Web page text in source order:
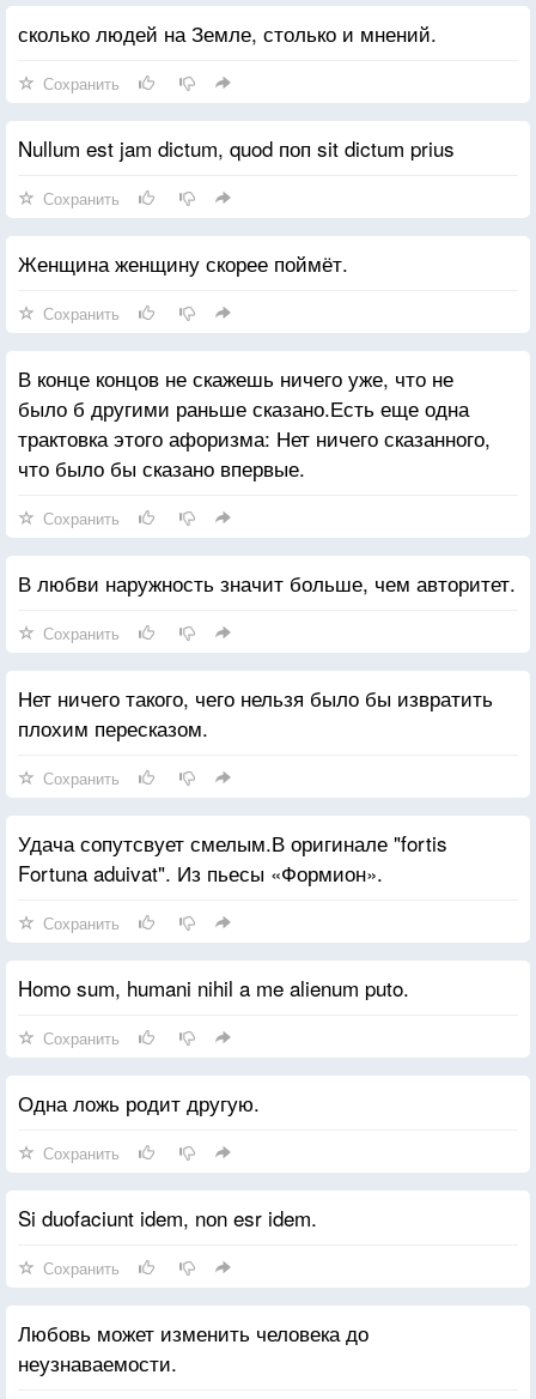
сколько людей на Земле, столько и мнений.
Сохранить
Nullum est jam dictum, quod поп sit dictum prius
Сохранить
Женщина женщину скорее поймёт.
Сохранить
В конце концов не скажешь ничего уже, что не
было б другими раньше сказано.Есть еще одна
трактовка этого афоризма: Нет ничего сказанного,
что было бы сказано впервые.
Сохранить
В любви наружность значит больше, чем авторитет.
Сохранить
Нет ничего такого, чего нельзя было бы извратить
плохим пересказом.
Сохранить
Удача сопутсвует смелым.В оригинале "fortis
Fortuna aduivat". Из пьесы «Формион».
Сохранить
Homo sum, humani nihil a me alienum puto.
Сохранить
Одна ложь родит другую.
Сохранить
Si duofaciunt idem, nоn esr idem.
Сохранить
Любовь может изменить человека до
неузнаваемости.